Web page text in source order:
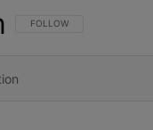
FOLLOW THIS
FOLLOW